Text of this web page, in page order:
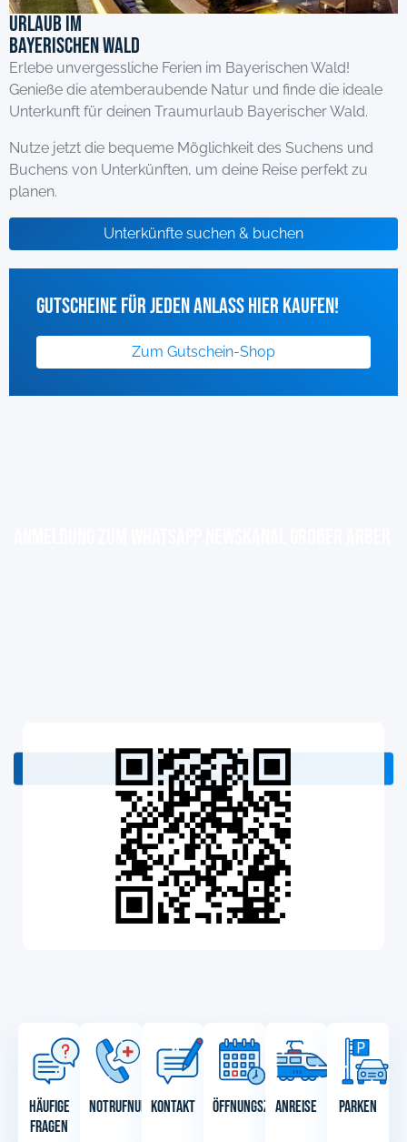
Urlaub im
Bayerischen Wald
Erlebe unvergessliche Ferien im Bayerischen Wald!
Genieße die atemberaubende Natur und finde die ideale
Unterkunft für deinen Traumurlaub Bayerischer Wald.
Nutze jetzt die bequeme Möglichkeit des Suchens und
Buchens von Unterkünften, um deine Reise perfekt zu
planen.
Unterkünfte suchen & buchen
Gutscheine für jeden Anlass hier kaufen!
Zum Gutschein-Shop
Jetzt beitreten
Häufige
Fragen
Notrufnummern
Kontakt Öffnungszeiten
Anreise Parken